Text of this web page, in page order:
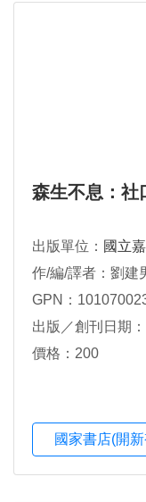
森生不息：社
出版單位： 國立
作/編/譯者：劉建
GPN：
出版／創刊日期
價格：200
國家書店(開